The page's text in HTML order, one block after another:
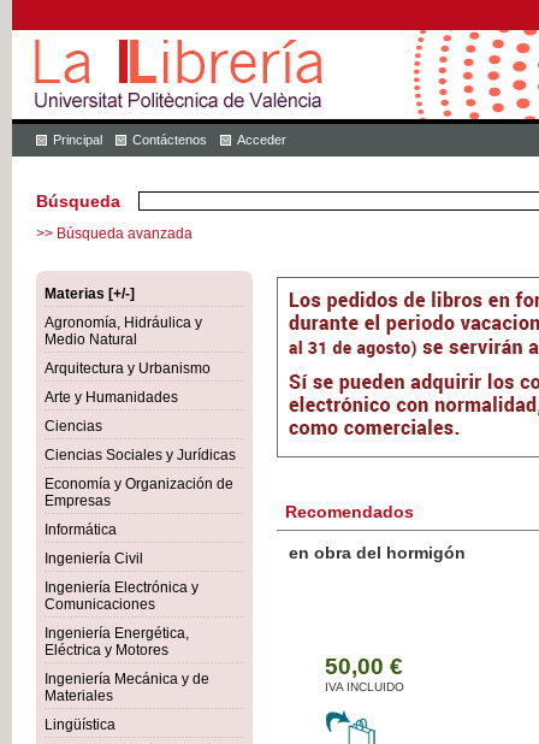
Principal Contáctenos Acceder
Búsqueda
>> Búsqueda avanzada
Materias [+/-]
Agronomía, Hidráulica y
Medio Natural
Arquitectura y Urbanismo
Arte y Humanidades
Ciencias
Ciencias Sociales y Jurídicas
Economía y Organización de
Empresas
Informática
Ingeniería Civil
Ingeniería Electrónica y
Comunicaciones
Ingeniería Energética,
Eléctrica y Motores
Ingeniería Mecánica y de
Materiales
Lingüística
Recomendados
Botánica Agroalimentaria